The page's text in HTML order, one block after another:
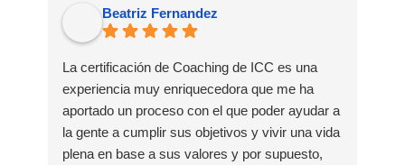
Beatriz Fernandez
La certificación de Coaching de ICC es una
experiencia muy enriquecedora que me ha
aportado un proceso con el que poder ayudar a
la gente a cumplir sus objetivos y vivir una vida
plena en base a sus valores y por supuesto,